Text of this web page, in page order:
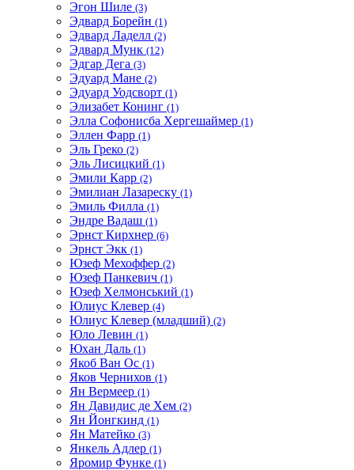
Эгон Шиле (3)
Эдвард Борейн (1)
Эдвард Ладелл (2)
Эдвард Мунк (12)
Эдгар Дега (3)
Эдуард Мане (2)
Эдуард Уодсворт (1)
Элизабет Конинг (1)
Элла Софонисба Хергешаймер (1)
Эллен Фарр (1)
Эль Греко (2)
Эль Лисицкий (1)
Эмили Карр (2)
Эмилиан Лазареску (1)
Эмиль Филла (1)
Эндре Вадаш (1)
Эрнст Кирхнер (6)
Эрнст Экк (1)
Юзеф Мехоффер (2)
Юзеф Панкевич (1)
Юзеф Хелмонський (1)
Юлиус Клевер (4)
Юлиус Клевер (младший) (2)
Юло Левин (1)
Юхан Даль (1)
Якоб Ван Ос (1)
Яков Чернихов (1)
Ян Вермеер (1)
Ян Давидис де Хем (2)
Ян Йонгкинд (1)
Ян Матейко (3)
Янкель Адлер (1)
Яромир Функе (1)